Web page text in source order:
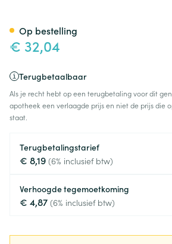
€ 32,04
Terugbetaalbaar
Als je recht hebt op een terugbetaling voor dit
apotheek een verlaagde prijs en niet de prijs die
staat.
Terugbetalingstarief
€ 8,19 (6% inclusief btw)
Verhoogde tegemoetkoming
€ 4,87 (6% inclusief btw)
Op bestelling